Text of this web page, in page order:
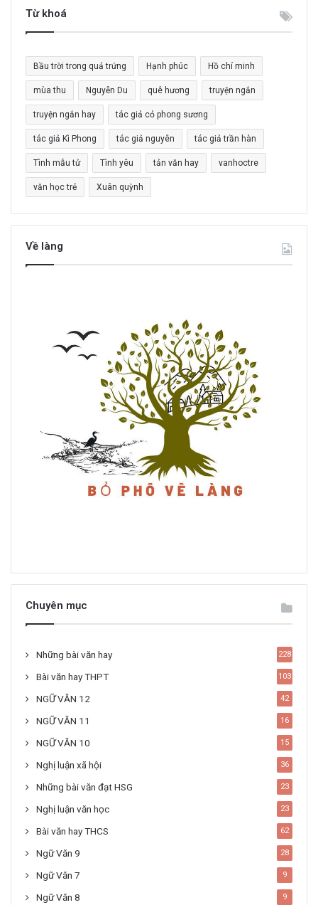
c
h
o
:
Từ khoá
Bầu trời trong quả trứng Hạnh phúc Hồ chí minh
mùa thu Nguyễn Du quê hương truyện ngắn
truyện ngắn hay tác giả cỏ phong sương
tác giả Kì Phong tác giả nguyên tác giả trần hàn
Tình mẫu tử Tình yêu tản văn hay vanhoctre
văn học trẻ Xuân quỳnh
Về làng
Chuyên mục
Những bài văn hay 228
Bài văn hay THPT 103
NGỮ VĂN 12 42
NGỮ VĂN 11 16
NGỮ VĂN 10 15
Nghị luận xã hội 36
Những bài văn đạt HSG 23
Nghị luận văn học 23
Bài văn hay THCS 62
Ngữ Văn 9 28
Ngữ Văn 7 9
Ngữ Văn 8 9